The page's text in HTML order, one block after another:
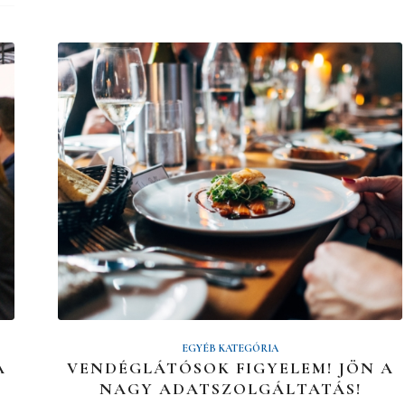
EGYÉB KATEGÓRIA
VENDÉGLÁTÓSOK FIGYELEM! JÖN A
NAGY ADATSZOLGÁLTATÁS!